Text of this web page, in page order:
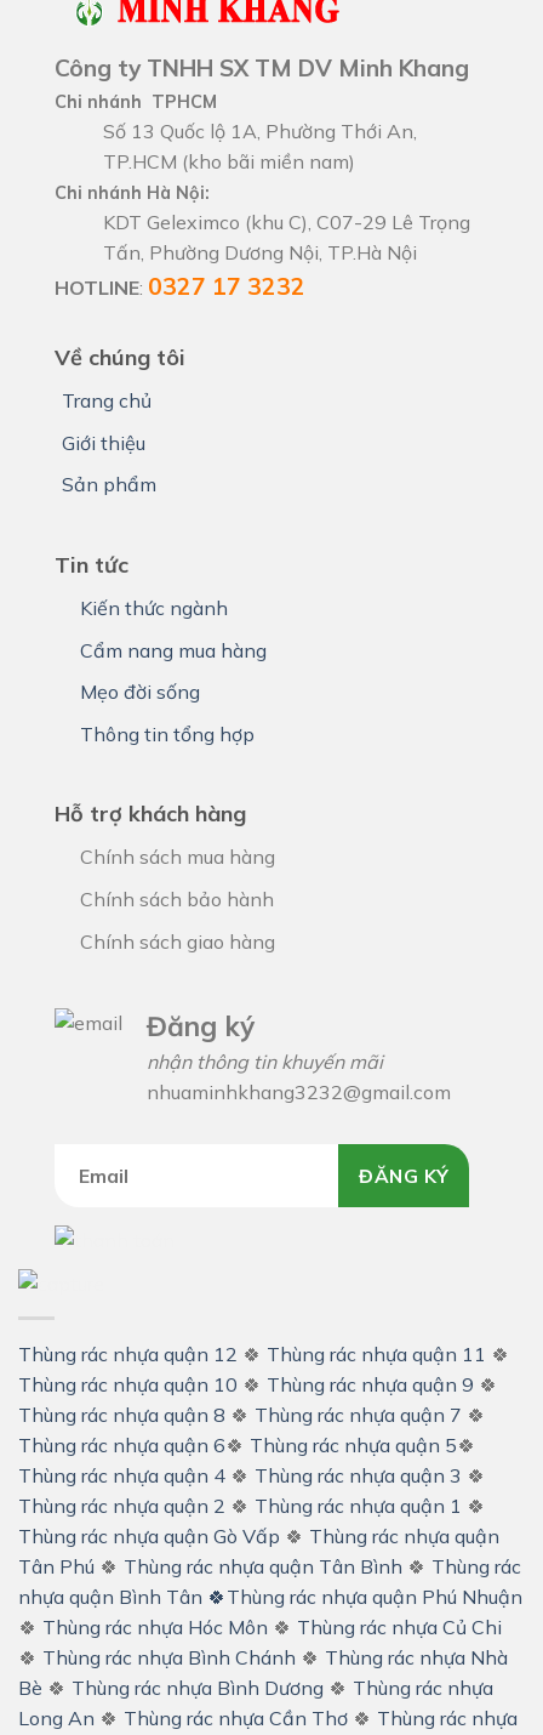
Công ty TNHH SX TM DV Minh Khang
Chi nhánh TPHCM
Số 13 Quốc lộ 1A, Phường Thới An,
TP.HCM (kho bãi miền nam)
Chi nhánh Hà Nội:
KDT Geleximco (khu C), C07-29 Lê Trọng
Tấn, Phường Dương Nội, TP.Hà Nội
HOTLINE: 0327 17 3232
Về chúng tôi
Trang chủ
Giới thiệu
Sản phẩm
Tin tức
Kiến thức ngành
Cẩm nang mua hàng
Mẹo đời sống
Thông tin tổng hợp
Hỗ trợ khách hàng
Chính sách mua hàng
Chính sách bảo hành
Chính sách giao hàng
Đăng ký
nhận thông tin khuyến mãi
nhuaminhkhang3232@gmail.com
ĐĂNG KÝ
Thùng rác nhựa quận 12 🍀 Thùng rác nhựa quận 11 🍀
Thùng rác nhựa quận 10 🍀 Thùng rác nhựa quận 9 🍀
Thùng rác nhựa quận 8 🍀 Thùng rác nhựa quận 7 🍀
Thùng rác nhựa quận 6🍀 Thùng rác nhựa quận 5🍀
Thùng rác nhựa quận 4 🍀 Thùng rác nhựa quận 3 🍀
Thùng rác nhựa quận 2 🍀 Thùng rác nhựa quận 1 🍀
Thùng rác nhựa quận Gò Vấp 🍀 Thùng rác nhựa quận
Tân Phú 🍀 Thùng rác nhựa quận Tân Bình 🍀 Thùng rác
nhựa quận Bình Tân 🍀 Thùng rác nhựa quận Phú Nhuận
🍀 Thùng rác nhựa Hóc Môn 🍀 Thùng rác nhựa Củ Chi
🍀 Thùng rác nhựa Bình Chánh 🍀 Thùng rác nhựa Nhà
Bè 🍀 Thùng rác nhựa Bình Dương 🍀 Thùng rác nhựa
Long An 🍀 Thùng rác nhựa Cần Thơ 🍀 Thùng rác nhựa